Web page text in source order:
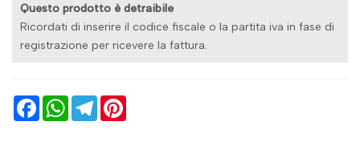
Questo prodotto è detraibile
Ricordati di inserire il codice fiscale o la partita iva in fase di
registrazione per ricevere la fattura.
FacebookWhatsAppTelegram